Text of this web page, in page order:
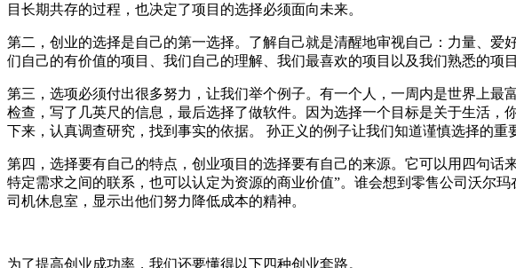
目长期共存的过程，也决定了项目的选择必须面向未来。
第二，创业的选择是自己的第一选择。了解自己就是清醒地审视自己：力量、
们自己的有价值的项目、我们自己的理解、我们最喜欢的项目以及我们熟悉的项
第三，选项必须付出很多努力，让我们举个例子。有一个人，一周内是世界上
检查，写了几英尺的信息，最后选择了做软件。因为选择一个目标是关于生活
下来，认真调查研究，找到事实的依据。 孙正义的例子让我们知道谨慎选择的重
第四，选择要有自己的特点，创业项目的选择要有自己的来源。它可以用四句
特定需求之间的联系，也可以认定为资源的商业价值”。谁会想到零售公司沃尔
司机休息室，显示出他们努力降低成本的精神。
为了提高创业成功率，我们还要懂得以下四种创业套路。